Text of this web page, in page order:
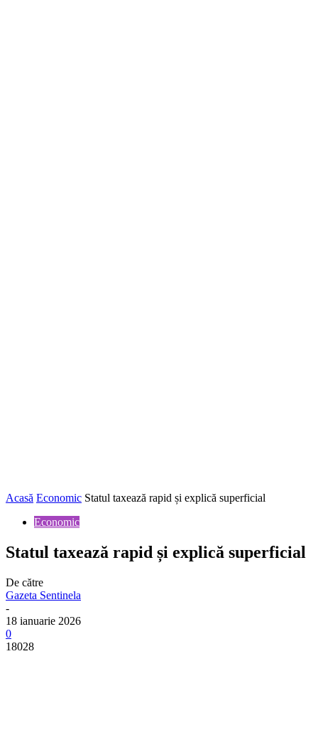
Acasă Economic Statul taxează rapid și explică superficial
Economic
Statul taxează rapid și explică superficial
De către
Gazeta Sentinela
-
18 ianuarie 2026
0
18028